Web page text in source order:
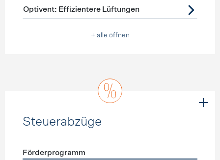
Förderprogramme Lüftung
Optivent: Effizientere Lüftungen
+ alle öffnen
Steuerabzüge
Förderprogramm